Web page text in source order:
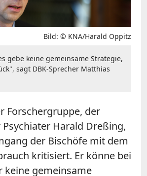
Bild: © KNA/Harald Oppitz
gebe keine gemeinsame Strategie,
sagt DBK-Sprecher Matthias
Forschergruppe, der
Harald Dreßing,
der Bischöfe mit dem
kritisiert. Er könne bei
keine gemeinsame